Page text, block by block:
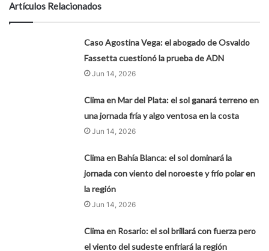
Artículos Relacionados
Caso Agostina Vega: el abogado de Osvaldo
Fassetta cuestionó la prueba de ADN
Jun 14, 2026
Clima en Mar del Plata: el sol ganará terreno en
una jornada fría y algo ventosa en la costa
Jun 14, 2026
Clima en Bahía Blanca: el sol dominará la
jornada con viento del noroeste y frío polar en
la región
Jun 14, 2026
Clima en Rosario: el sol brillará con fuerza pero
el viento del sudeste enfriará la región